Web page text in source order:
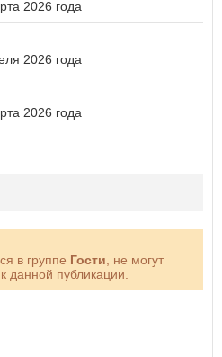
2026 года
2026 года
2026 года
в группе Гости , не могут
данной публикации.